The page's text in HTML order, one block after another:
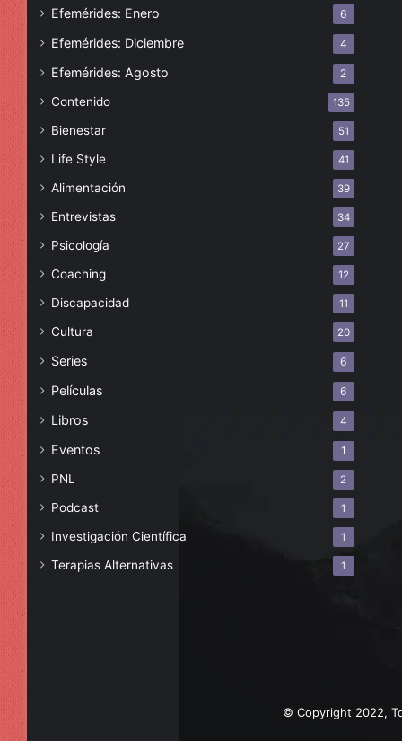
Efemérides: Enero 6
Efemérides: Diciembre 4
Efemérides: Agosto 2
Contenido 135
Bienestar 51
Life Style 41
Alimentación 39
Entrevistas 34
Psicología 27
Coaching 12
Discapacidad 11
Cultura 20
Series 6
Películas 6
Libros 4
Eventos 1
PNL 2
Podcast 1
Investigación Científica 1
Terapias Alternativas 1
© Copyright 2022,